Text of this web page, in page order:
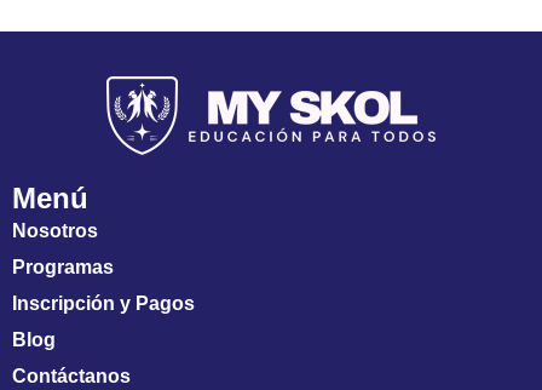
Menú
Nosotros
Programas
Inscripción y Pagos
Blog
Contáctanos